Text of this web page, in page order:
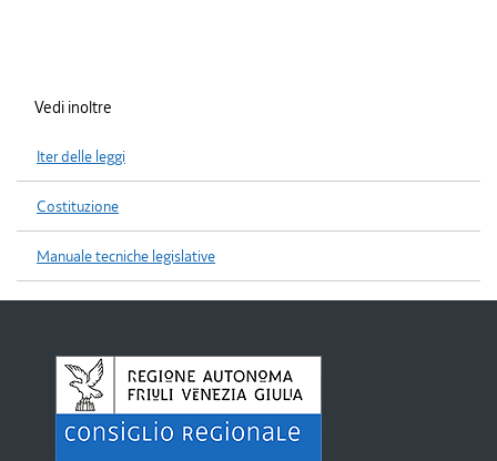
Vedi inoltre
Iter delle leggi
Costituzione
Manuale tecniche legislative